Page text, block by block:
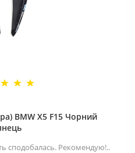
BMW X5 F15 Чорний
сподобалась. Рекомендую!..